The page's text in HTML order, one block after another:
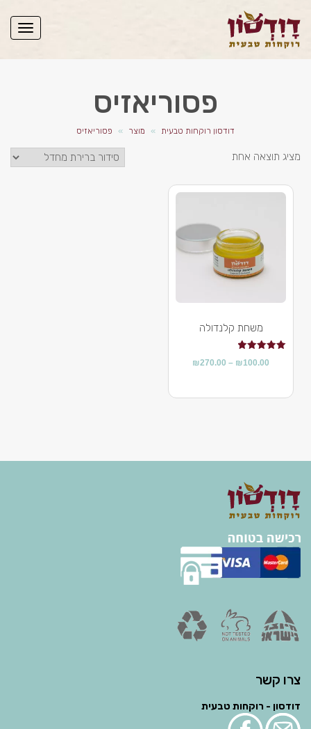
פסוריאזיס
דודסון רוקחות טבעית » מוצר » פסוריאזיס
מציג תוצאה אחת
משחת קלנדולה
דורג
5.00
₪100.00
–
₪270.00
צרו קשר
דודסון - רוקחות טבעית